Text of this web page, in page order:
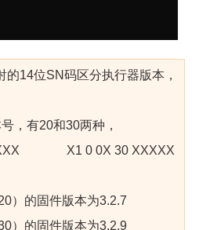
的14位SN码区分执行器版本，
，有20和30两种，
X1 0 0X 30 XXXXX
）的固件版本为3.2.7
）的固件版本为3.2.9